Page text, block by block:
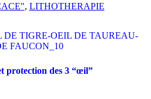
, LITHOTHERAPIE
protection des 3 “œil”